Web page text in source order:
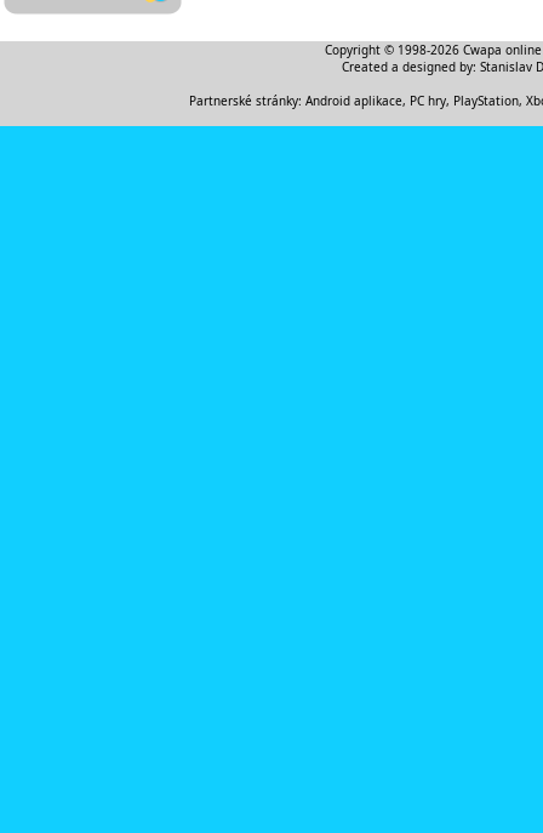
Copyright © 1998-2026 Cwapa
Created a designed by: Stanislav
Partnerské stránky: Android aplikace, PC hry, PlayStation,